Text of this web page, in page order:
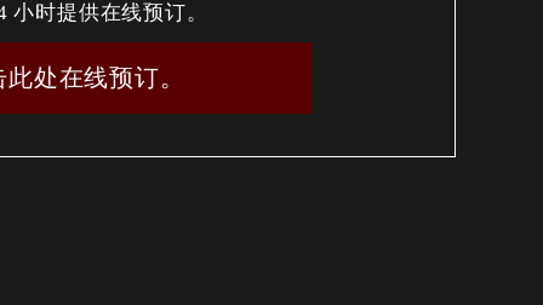
小时提供在线预订。
此处在线预订。